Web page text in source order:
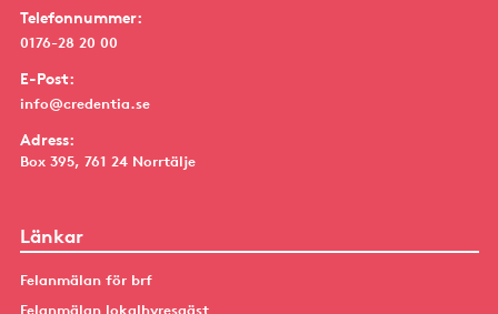
Telefonnummer:
0176-28 20 00
E-Post:
info@credentia.se
Adress:
Box 395, 761 24 Norrtälje
Länkar
Felanmälan för brf
Felanmälan lokalhyresgäst